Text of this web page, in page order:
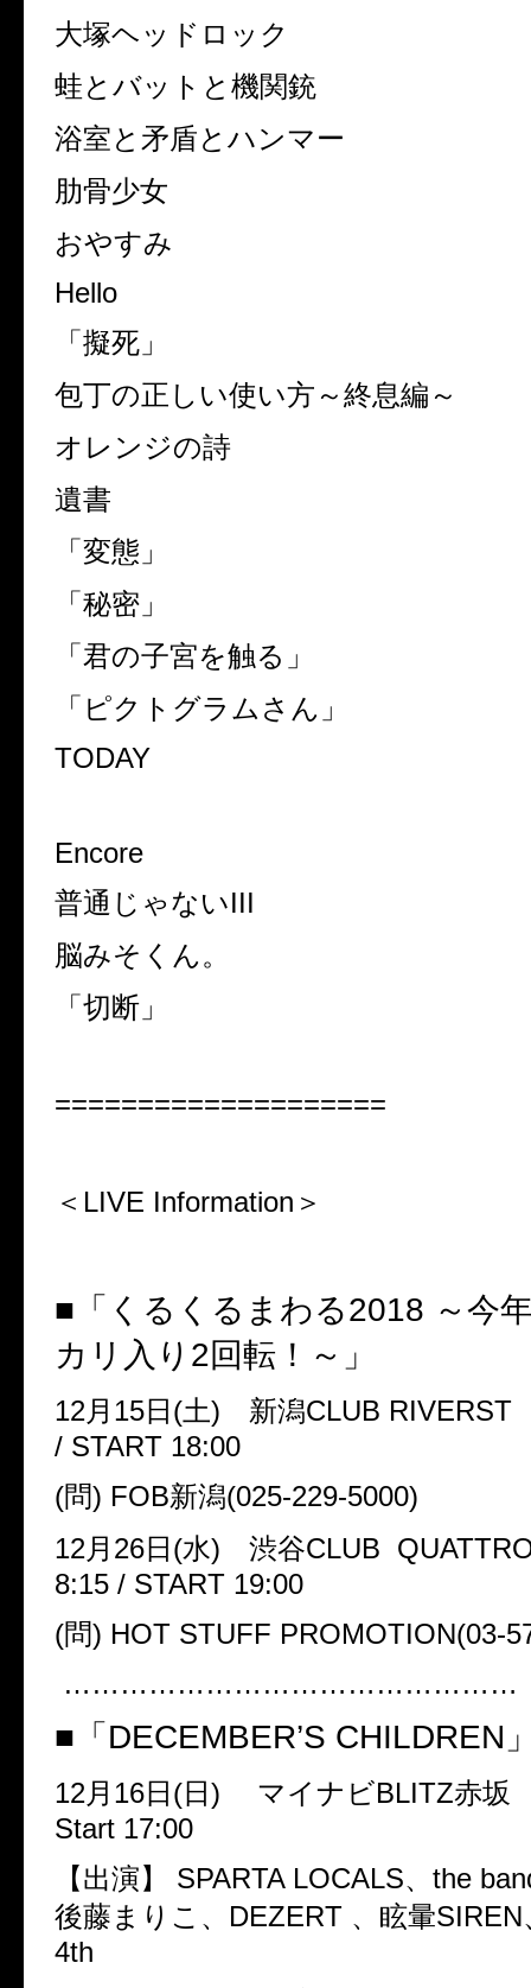
大塚ヘッドロック
蛙とバットと機関銃
浴室と矛盾とハンマー
肋骨少女
おやすみ
Hello
「擬死」
包丁の正しい使い方～終息編～
オレンジの詩
遺書
「変態」
「秘密」
「君の子宮を触る」
「ピクトグラムさん」
TODAY
Encore
普通じゃないIII
脳みそくん。
「切断」
====================
＜ LIVE Information ＞
■「くるくるまわる2018 ～今
カリ入り 2回転！～」
12月 15日 (土) 新潟CLUB RIVERST
/ START 18:00
(問) FOB新潟(025-229-5000)
12月 26日 (水) 渋谷CLUB
8:15 / START 19:00
(問) HOT STUFF PROMOTION(03-
…………………………………………
■「 DECEMBER’S CHILDREN
12月 16日 (日 ) マイナビBLITZ赤
Start 17:00
【出演】
SPARTA LOCALS、 the
後藤まりこ、 DEZERT 、眩暈SIREN
4th